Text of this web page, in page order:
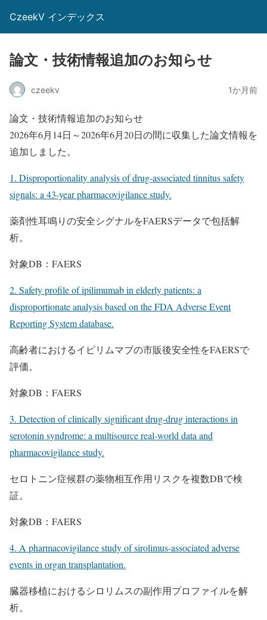
CzeekV インデックス
論文・技術情報追加のお知らせ
czeekv 1か月前
論文・技術情報追加のお知らせ
2026年6月14日～2026年6月20日の間に収集した論文情報を
追加しました。
1. Disproportionality analysis of drug-associated tinnitus safety
signals: a 43-year pharmacovigilance study.
薬剤性耳鳴りの安全シグナルをFAERSデータで包括解
析。
対象DB：FAERS
2. Safety profile of ipilimumab in elderly patients: a
disproportionate analysis based on the FDA Adverse Event
Reporting System database.
高齢者におけるイピリムマブの市販後安全性をFAERSで
評価。
対象DB：FAERS
3. Detection of clinically significant drug-drug interactions in
serotonin syndrome: a multisource real-world data and
pharmacovigilance study.
セロトニン症候群の薬物相互作用リスクを複数DBで検
証。
対象DB：FAERS
4. A pharmacovigilance study of sirolimus-associated adverse
events in organ transplantation.
臓器移植におけるシロリムスの副作用プロファイルを解
析。